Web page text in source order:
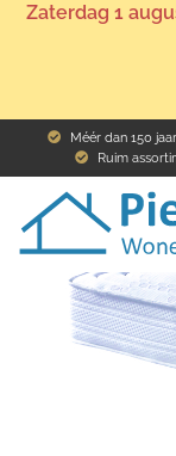
Méér dan 150
Ruim
Zaterdag 1